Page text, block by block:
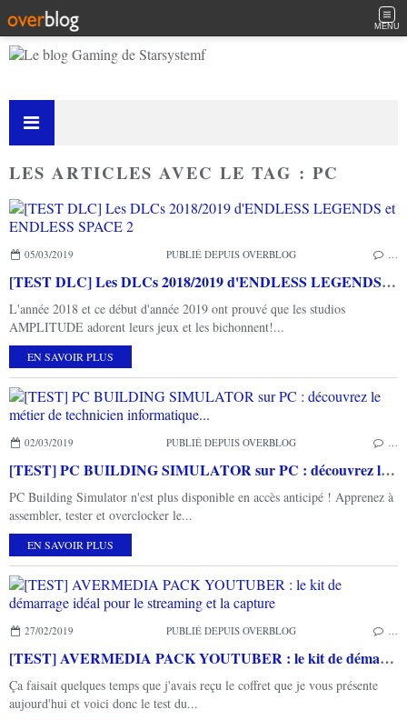
MENU
LES ARTICLES AVEC LE TAG : PC
05/03/2019 PUBLIÉ DEPUIS OVERBLOG
[TEST DLC] Les DLCs 2018/2019 d'ENDLESS LEGENDS et ENDLESS SPACE 2
L'année 2018 et ce début d'année 2019 ont prouvé que les studios
AMPLITUDE adorent leurs jeux et les bichonnent!...
EN SAVOIR PLUS
02/03/2019 PUBLIÉ DEPUIS OVERBLOG
[TEST] PC BUILDING SIMULATOR sur PC : découvrez le métier de technicien informatique...
PC Building Simulator n'est plus disponible en accès anticipé ! Apprenez à
assembler, tester et overclocker le...
EN SAVOIR PLUS
27/02/2019 PUBLIÉ DEPUIS OVERBLOG
[TEST] AVERMEDIA PACK YOUTUBER : le kit de démarrage idéal pour le streaming et la capture
Ça faisait quelques temps que j'avais reçu le coffret que je vous présente
aujourd'hui et voici donc le test du...